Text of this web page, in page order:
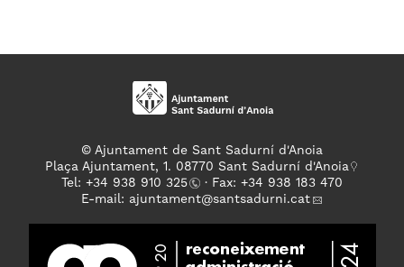
© Ajuntament de Sant Sadurní d'Anoia
Plaça Ajuntament, 1. 08770 Sant Sadurní d'Anoia
Tel: +34 938 910 325
· Fax: +34 938 183 470
E-mail: ajuntament@santsadurni.cat